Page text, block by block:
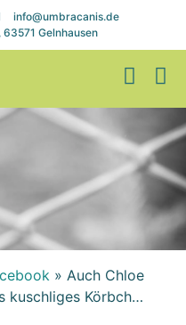
info@umbracanis.de
Gelnhausen
» Auch Chloe
kuschliges Körbch…